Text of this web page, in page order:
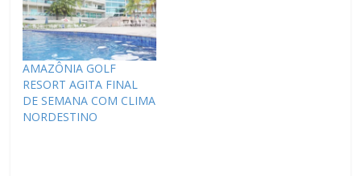
AMAZÔNIA GOLF
RESORT AGITA FINAL
DE SEMANA COM CLIMA
NORDESTINO